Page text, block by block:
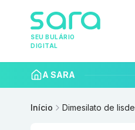
SEU BULÁRIO
DIGITAL
A SARA
Início Dimesilato de